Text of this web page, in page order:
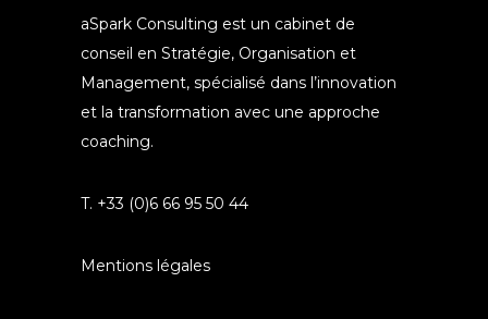
aSpark Consulting est un cabinet de
conseil en Stratégie, Organisation et
Management, spécialisé dans l’innovation
et la transformation avec une approche
coaching.
T. +33 (0)6 66 95 50 44
Mentions légales